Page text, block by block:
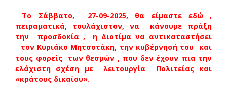
Το Σάββατο, 27-09-2025, θα είμαστε εδώ ,
πειραματικά, τουλάχιστον, να κάνουμε πράξη
την προσδοκία , η Διοτίμα να αντικαταστήσει
τον Κυριάκο Μητσοτάκη, την κυβέρνησή του και
τους φορείς των θεσμών , που δεν έχουν πια την
ελάχιστη σχέση με λειτουργία Πολιτείας και
«κράτους δικαίου».